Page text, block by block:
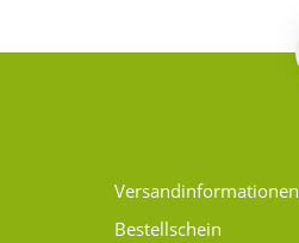
Versand­informationen
Bestellschein